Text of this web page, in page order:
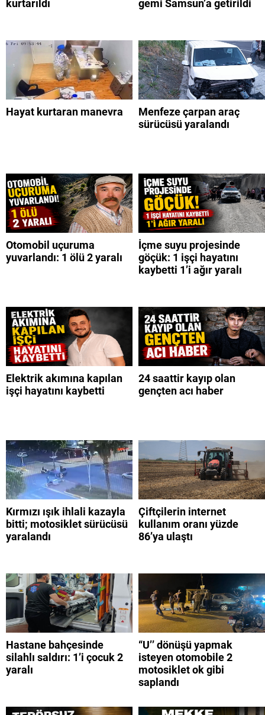
kurtarıldı
gemi Samsun’a getirildi
Hayat kurtaran manevra
Menfeze çarpan araç
sürücüsü yaralandı
Otomobil uçuruma
yuvarlandı: 1 ölü 2 yaralı
İçme suyu projesinde
göçük: 1 işçi hayatını
kaybetti 1’i ağır yaralı
Elektrik akımına kapılan
işçi hayatını kaybetti
24 saattir kayıp olan
gençten acı haber
Kırmızı ışık ihlali kazayla
bitti; motosiklet sürücüsü
yaralandı
Çiftçilerin internet
kullanım oranı yüzde
86’ya ulaştı
Hastane bahçesinde
silahlı saldırı: 1’i çocuk 2
yaralı
“U’’ dönüşü yapmak
isteyen otomobile 2
motosiklet ok gibi
saplandı